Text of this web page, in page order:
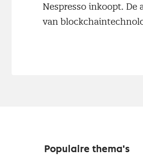
Nespresso inkoopt.
van
Populaire thema's